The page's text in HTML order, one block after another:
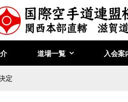
道場一覧 入会案
定